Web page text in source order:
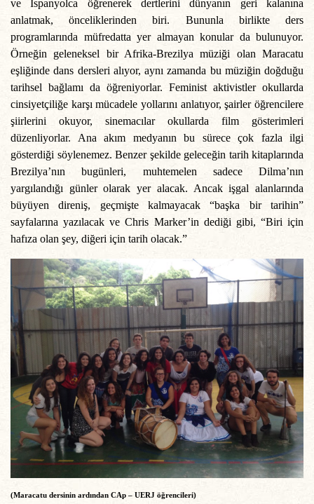
ve İspanyolca öğrenerek dertlerini dünyanın geri kalanına
anlatmak, önceliklerinden biri. Bununla birlikte ders
programlarında müfredatta yer almayan konular da bulunuyor.
Örneğin geleneksel bir Afrika-Brezilya müziği olan Maracatu
eşliğinde dans dersleri alıyor, aynı zamanda bu müziğin doğduğu
tarihsel bağlamı da öğreniyorlar. Feminist aktivistler okullarda
cinsiyetçiliğe karşı mücadele yollarını anlatıyor, şairler öğrencilere
şiirlerini okuyor, sinemacılar okullarda film gösterimleri
düzenliyorlar. Ana akım medyanın bu sürece çok fazla ilgi
gösterdiği söylenemez. Benzer şekilde geleceğin tarih kitaplarında
Brezilya’nın bugünleri, muhtemelen sadece Dilma’nın
yargılandığı günler olarak yer alacak. Ancak işgal alanlarında
büyüyen direniş, geçmişte kalmayacak “başka bir tarihin”
sayfalarına yazılacak ve Chris Marker’in dediği gibi, “Biri için
hafıza olan şey, diğeri için tarih olacak.”
(Maracatu dersinin ardından CAp – UERJ öğrencileri)